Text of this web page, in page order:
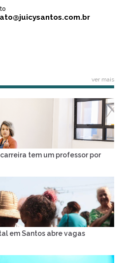
ver mais
tem um professor por
em Santos abre vagas